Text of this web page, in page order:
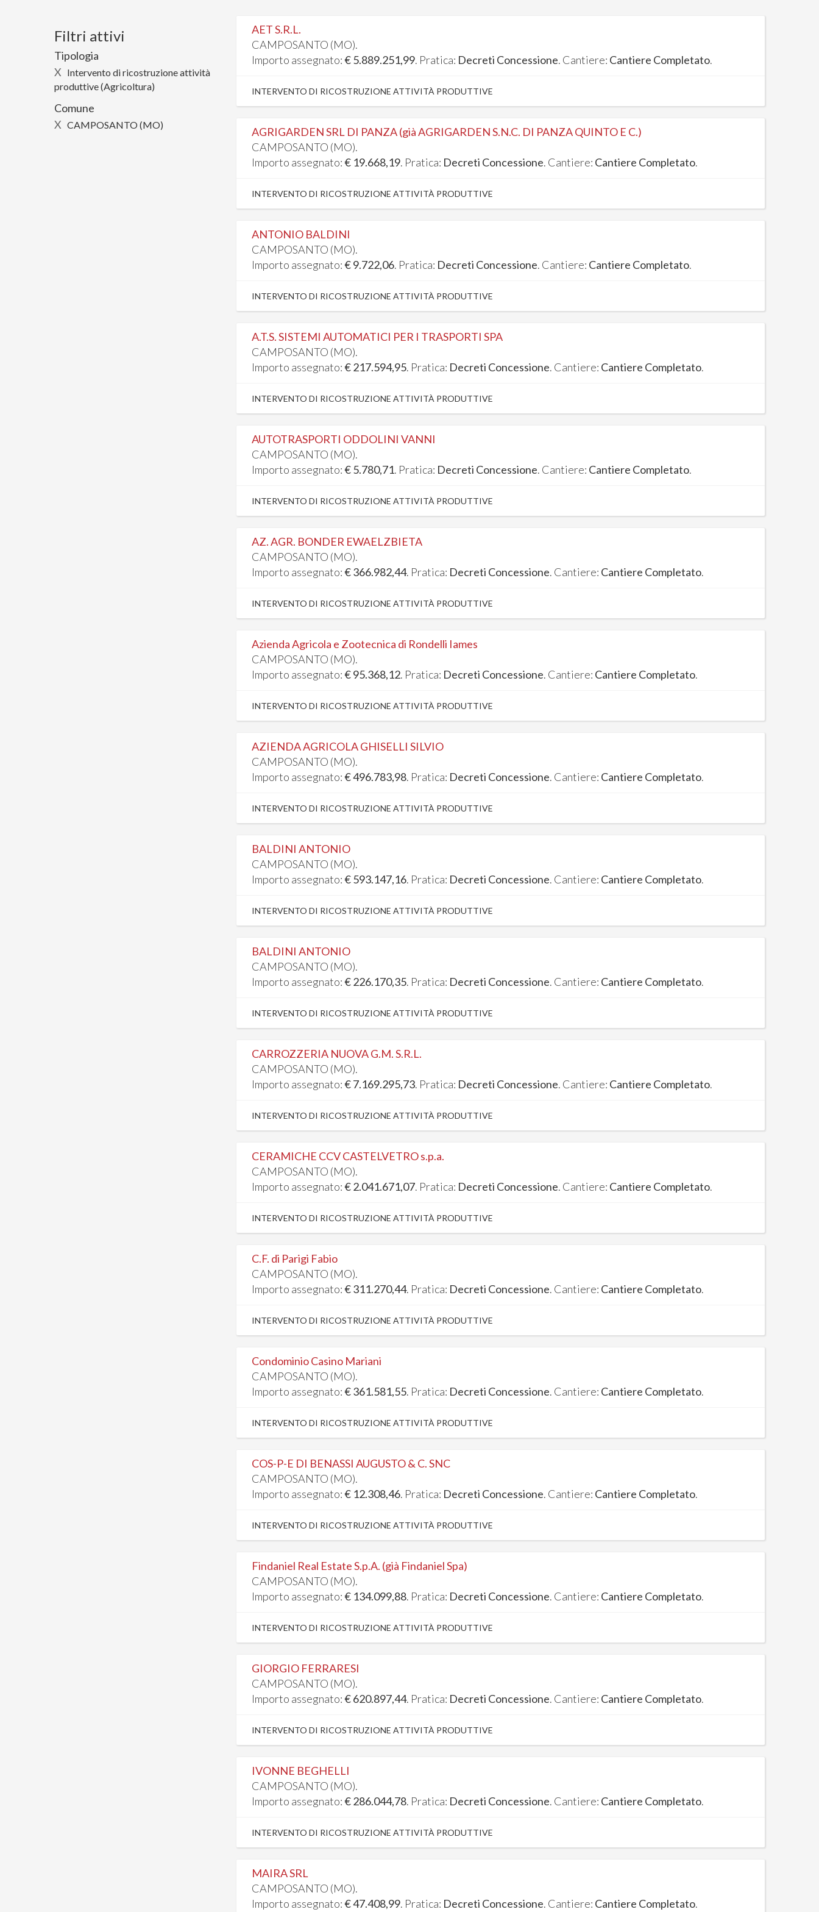
Filtri attivi
Tipologia
X Intervento di ricostruzione attività
produttive (Agricoltura)
Comune
X CAMPOSANTO (MO)
AET S.R.L.
CAMPOSANTO (MO).
Importo assegnato:€ 5.889.251,99. Pratica: Decreti Concessione. Cantiere: Cantiere Completato.
INTERVENTO DI RICOSTRUZIONE ATTIVITÀ PRODUTTIVE
AGRIGARDEN SRL DI PANZA (già AGRIGARDEN S.N.C. DI PANZA QUINTO E C.)
CAMPOSANTO (MO).
Importo assegnato:€ 19.668,19. Pratica: Decreti Concessione. Cantiere: Cantiere Completato.
INTERVENTO DI RICOSTRUZIONE ATTIVITÀ PRODUTTIVE
ANTONIO BALDINI
CAMPOSANTO (MO).
Importo assegnato:€ 9.722,06. Pratica: Decreti Concessione. Cantiere: Cantiere Completato.
INTERVENTO DI RICOSTRUZIONE ATTIVITÀ PRODUTTIVE
A.T.S. SISTEMI AUTOMATICI PER I TRASPORTI SPA
CAMPOSANTO (MO).
Importo assegnato:€ 217.594,95. Pratica: Decreti Concessione. Cantiere: Cantiere Completato.
INTERVENTO DI RICOSTRUZIONE ATTIVITÀ PRODUTTIVE
AUTOTRASPORTI ODDOLINI VANNI
CAMPOSANTO (MO).
Importo assegnato:€ 5.780,71. Pratica: Decreti Concessione. Cantiere: Cantiere Completato.
INTERVENTO DI RICOSTRUZIONE ATTIVITÀ PRODUTTIVE
AZ. AGR. BONDER EWAELZBIETA
CAMPOSANTO (MO).
Importo assegnato:€ 366.982,44. Pratica: Decreti Concessione. Cantiere: Cantiere Completato.
INTERVENTO DI RICOSTRUZIONE ATTIVITÀ PRODUTTIVE
Azienda Agricola e Zootecnica di Rondelli Iames
CAMPOSANTO (MO).
Importo assegnato:€ 95.368,12. Pratica: Decreti Concessione. Cantiere: Cantiere Completato.
INTERVENTO DI RICOSTRUZIONE ATTIVITÀ PRODUTTIVE
AZIENDA AGRICOLA GHISELLI SILVIO
CAMPOSANTO (MO).
Importo assegnato:€ 496.783,98. Pratica: Decreti Concessione. Cantiere: Cantiere Completato.
INTERVENTO DI RICOSTRUZIONE ATTIVITÀ PRODUTTIVE
BALDINI ANTONIO
CAMPOSANTO (MO).
Importo assegnato:€ 593.147,16. Pratica: Decreti Concessione. Cantiere: Cantiere Completato.
INTERVENTO DI RICOSTRUZIONE ATTIVITÀ PRODUTTIVE
BALDINI ANTONIO
CAMPOSANTO (MO).
Importo assegnato:€ 226.170,35. Pratica: Decreti Concessione. Cantiere: Cantiere Completato.
INTERVENTO DI RICOSTRUZIONE ATTIVITÀ PRODUTTIVE
CARROZZERIA NUOVA G.M. S.R.L.
CAMPOSANTO (MO).
Importo assegnato:€ 7.169.295,73. Pratica: Decreti Concessione. Cantiere: Cantiere Completato.
INTERVENTO DI RICOSTRUZIONE ATTIVITÀ PRODUTTIVE
CERAMICHE CCV CASTELVETRO s.p.a.
CAMPOSANTO (MO).
Importo assegnato:€ 2.041.671,07. Pratica: Decreti Concessione. Cantiere: Cantiere Completato.
INTERVENTO DI RICOSTRUZIONE ATTIVITÀ PRODUTTIVE
C.F. di Parigi Fabio
CAMPOSANTO (MO).
Importo assegnato:€ 311.270,44. Pratica: Decreti Concessione. Cantiere: Cantiere Completato.
INTERVENTO DI RICOSTRUZIONE ATTIVITÀ PRODUTTIVE
Condominio Casino Mariani
CAMPOSANTO (MO).
Importo assegnato:€ 361.581,55. Pratica: Decreti Concessione. Cantiere: Cantiere Completato.
INTERVENTO DI RICOSTRUZIONE ATTIVITÀ PRODUTTIVE
COS-P-E DI BENASSI AUGUSTO & C. SNC
CAMPOSANTO (MO).
Importo assegnato:€ 12.308,46. Pratica: Decreti Concessione. Cantiere: Cantiere Completato.
INTERVENTO DI RICOSTRUZIONE ATTIVITÀ PRODUTTIVE
Findaniel Real Estate S.p.A. (già Findaniel Spa)
CAMPOSANTO (MO).
Importo assegnato:€ 134.099,88. Pratica: Decreti Concessione. Cantiere: Cantiere Completato.
INTERVENTO DI RICOSTRUZIONE ATTIVITÀ PRODUTTIVE
GIORGIO FERRARESI
CAMPOSANTO (MO).
Importo assegnato:€ 620.897,44. Pratica: Decreti Concessione. Cantiere: Cantiere Completato.
INTERVENTO DI RICOSTRUZIONE ATTIVITÀ PRODUTTIVE
IVONNE BEGHELLI
CAMPOSANTO (MO).
Importo assegnato:€ 286.044,78. Pratica: Decreti Concessione. Cantiere: Cantiere Completato.
INTERVENTO DI RICOSTRUZIONE ATTIVITÀ PRODUTTIVE
MAIRA SRL
CAMPOSANTO (MO).
Importo assegnato:€ 47.408,99. Pratica: Decreti Concessione. Cantiere: Cantiere Completato.